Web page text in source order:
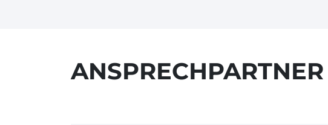
ANSPRECHPARTNER